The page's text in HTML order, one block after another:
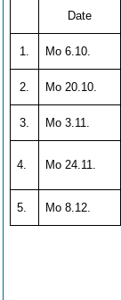
Date
1. Mo 6.10.
2. Mo 20.10.
3. Mo 3.11.
4. Mo 24.11.
5. Mo 8.12.